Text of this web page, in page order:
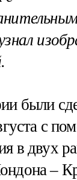
были
с
в двух
–